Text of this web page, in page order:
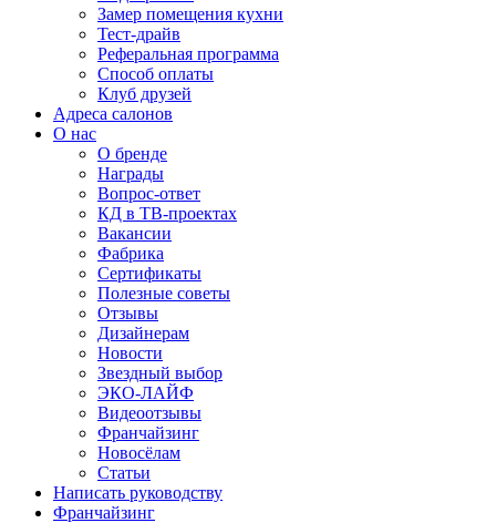
Замер помещения кухни
Тест-драйв
Реферальная программа
Способ оплаты
Клуб друзей
Адреса салонов
О нас
О бренде
Награды
Вопрос-ответ
КД в ТВ-проектах
Вакансии
Фабрика
Сертификаты
Полезные советы
Отзывы
Дизайнерам
Новости
Звездный выбор
ЭКО-ЛАЙФ
Видеоотзывы
Франчайзинг
Новосёлам
Статьи
Написать руководству
Франчайзинг